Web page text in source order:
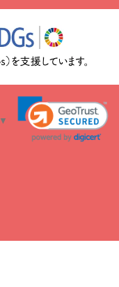
レンダー
開店・開業祝
祝いを贈るときのマナー・
覧
誕生日のお花を「色
出産祝いお役立ち情
お祝いワンポイントアド
お見舞いのマナーとル
のマナー総まとめ
開店祝いの花 選び方ガイ
花キューピットのお供え・
花のある暮らし」
美
▼